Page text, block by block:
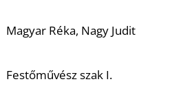
Magyar Réka, Nagy Judit
Festőművész szak I.